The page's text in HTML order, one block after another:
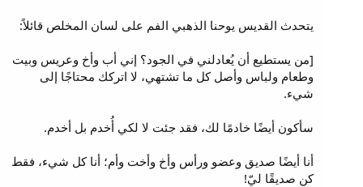
يتحدث القديس يوحنا الذهبي الفم على لسان المخلص قائلاً:
[من يستطيع أن يُعادلني في الجود؟ إني أب وأخ وعريس وبيت
وطعام ولباس وأصل كل ما تشتهي، لا اتركك محتاجًا إلى
شيء.
سأكون أيضًا خادمًا لك، فقد جئت لا لكي أُخدم بل أخدم.
أنا أيضًا صديق وعضو ورأس وأخ وأخت وأم؛ أنا كل شيء، فقط
كن صديقًا ليّ!